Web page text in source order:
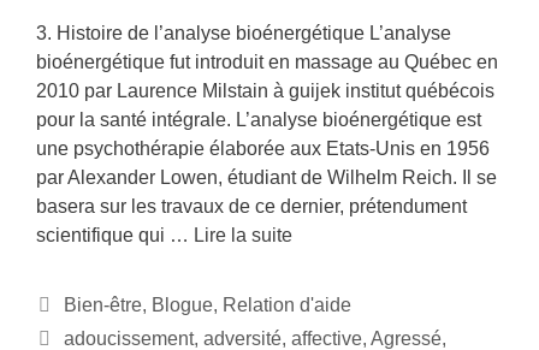
3. Histoire de l’analyse bioénergétique L’analyse
bioénergétique fut introduit en massage au Québec en
2010 par Laurence Milstain à guijek institut québécois
pour la santé intégrale. L’analyse bioénergétique est
une psychothérapie élaborée aux Etats-Unis en 1956
par Alexander Lowen, étudiant de Wilhelm Reich. Il se
basera sur les travaux de ce dernier, prétendument
scientifique qui … Lire la suite
Bien-être, Blogue, Relation d'aide
adoucissement, adversité, affective, Agressé,